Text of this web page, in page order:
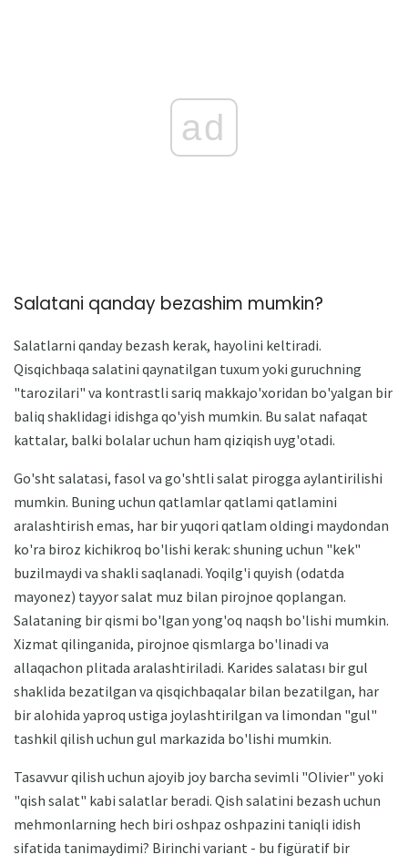
ad
Salatani qanday bezashim mumkin?
Salatlarni qanday bezash kerak, hayolini keltiradi.
Qisqichbaqa salatini qaynatilgan tuxum yoki guruchning
"tarozilari" va kontrastli sariq makkajo'xoridan bo'yalgan bir
baliq shaklidagi idishga qo'yish mumkin. Bu salat nafaqat
kattalar, balki bolalar uchun ham qiziqish uyg'otadi.
Go'sht salatasi, fasol va go'shtli salat pirogga aylantirilishi
mumkin. Buning uchun qatlamlar qatlami qatlamini
aralashtirish emas, har bir yuqori qatlam oldingi maydondan
ko'ra biroz kichikroq bo'lishi kerak: shuning uchun "kek"
buzilmaydi va shakli saqlanadi. Yoqilg'i quyish (odatda
mayonez) tayyor salat muz bilan pirojnoe qoplangan.
Salataning bir qismi bo'lgan yong'oq naqsh bo'lishi mumkin.
Xizmat qilinganida, pirojnoe qismlarga bo'linadi va
allaqachon plitada aralashtiriladi. Karides salatası bir gul
shaklida bezatilgan va qisqichbaqalar bilan bezatilgan, har
bir alohida yaproq ustiga joylashtirilgan va limondan "gul"
tashkil qilish uchun gul markazida bo'lishi mumkin.
Tasavvur qilish uchun ajoyib joy barcha sevimli "Olivier" yoki
"qish salat" kabi salatlar beradi. Qish salatini bezash uchun
mehmonlarning hech biri oshpaz oshpazini taniqli idish
sifatida tanimaydimi? Birinchi variant - bu figüratif bir